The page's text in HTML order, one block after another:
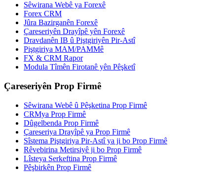
Sêwirana Webê ya Forexê
Forex CRM
Jûra Bazirganên Forexê
Çareseriyên Drayîpê yên Forexê
Dravdanên IB û Piştgiriyên Pir-Astî
Piştgiriya MAM/PAMMê
FX & CRM Rapor
Modula Tîmên Firotanê yên Pêşketî
Çareseriyên Prop Firmê
Sêwirana Webê û Pêşketina Prop Firmê
CRMya Prop Firmê
Dûgelbenda Prop Firmê
Çareseriya Drayîpê ya Prop Firmê
Sîstema Piştgiriya Pir-Astî ya ji bo Prop Firmê
Rêvebirina Metirsiyê ji bo Prop Firmê
Lîsteya Serkeftina Prop Firmê
Pêşbirkên Prop Firmê